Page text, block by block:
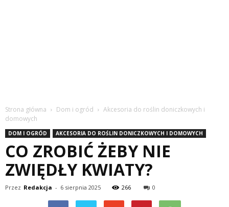
Strona główna Dom i ogród
Akcesoria do roślin doniczkowych i
domowych
DOM I OGRÓD AKCESORIA DO ROŚLIN DONICZKOWYCH I DOMOWYCH
CO ZROBIĆ ŻEBY NIE
ZWIĘDŁY KWIATY?
Przez Redakcja - 6 sierpnia 2025 266 0